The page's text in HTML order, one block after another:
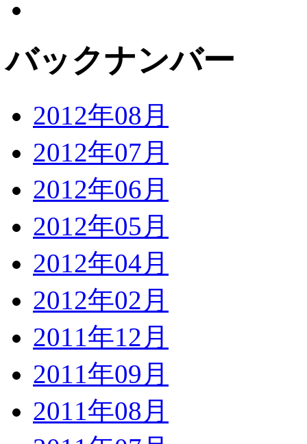
バックナンバー
2012年08月
2012年07月
2012年06月
2012年05月
2012年04月
2012年02月
2011年12月
2011年09月
2011年08月